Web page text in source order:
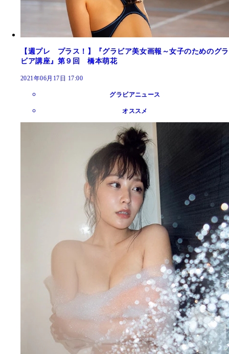
【週プレ プラス！】『グラビア美女画報～女子のためのグラ
ビア講座』第９回 橋本萌花
2021年06月17日 17:00
グラビアニュース
オススメ